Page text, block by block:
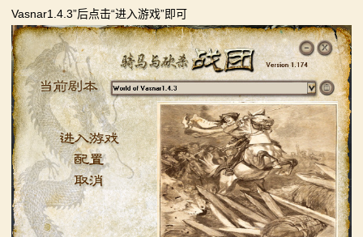
Vasnar1.4.3”后点击“进入游戏”即可